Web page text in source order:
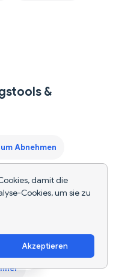
damit die
Cookies, um sie zu
Akzeptieren
&
Abnehmen